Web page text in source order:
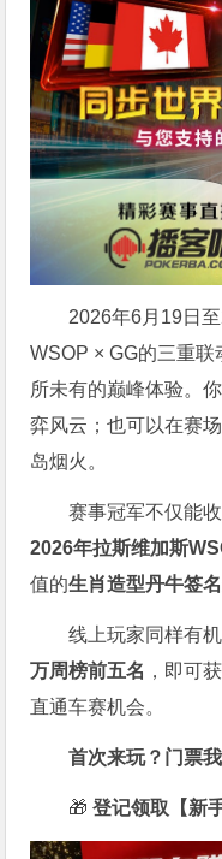
2026年6月19日
WSOP × GG的三重
所未有的巅峰体验。
弈风云；也可以在赛
岛烟火。
赛事冠军不仅能
2026年拉斯维加斯
值的生肖造型丹牛签
线上玩家同样有
万周榜前五名 ，即可
直通车赛机会。
首次来玩？门票我
🎁 登记领取【新